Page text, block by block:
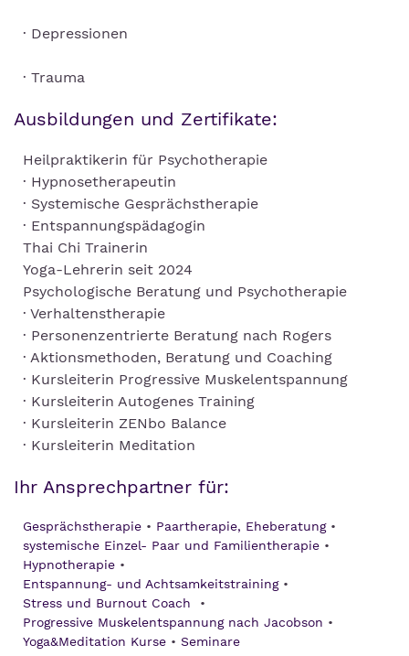
· Depressionen
· Trauma
Ausbildungen und Zertifikate:
Heilpraktikerin für Psychotherapie
· Hypnosetherapeutin
· Systemische Gesprächstherapie
· Entspannungspädagogin
Thai Chi Trainerin
Yoga-Lehrerin seit 2024
Psychologische Beratung und Psychotherapie
· Verhaltenstherapie
· Personenzentrierte Beratung nach Rogers
· Aktionsmethoden, Beratung und Coaching
· Kursleiterin Progressive Muskelentspannung
· Kursleiterin Autogenes Training
· Kursleiterin ZENbo Balance
· Kursleiterin Meditation
Ihr Ansprechpartner für:
Gesprächstherapie
Paartherapie, Eheberatung
systemische Einzel- Paar und Familientherapie
Hypnotherapie
Entspannung- und Achtsamkeitstraining
Stress und Burnout Coach
Progressive Muskelentspannung nach Jacobson
Yoga&Meditation Kurse
Seminare